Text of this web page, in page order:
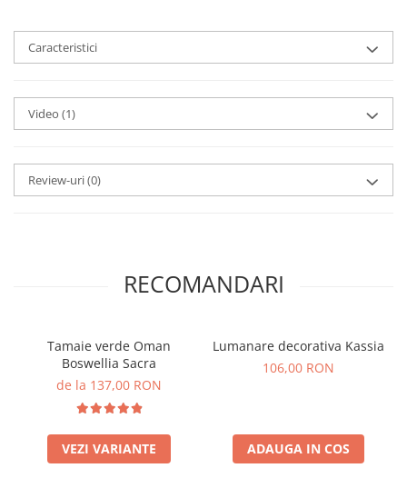
Caracteristici
Video (1)
Review-uri(0)
RECOMANDARI
Tamaie verde Oman
Boswellia Sacra
de la 137,00 RON
VEZI VARIANTE
Lumanare decorativa Kassia
106,00 RON
ADAUGA IN COS